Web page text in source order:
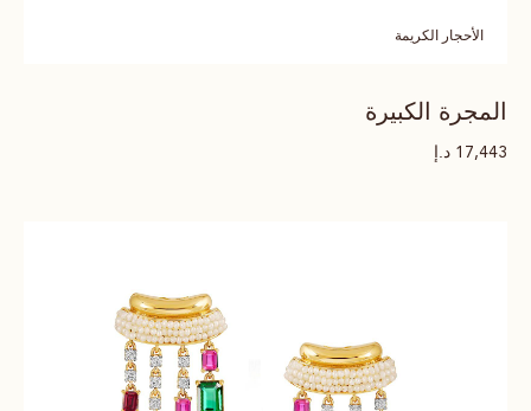
الأحجار الكريمة
المجرة الكبيرة
17,443 د.إ